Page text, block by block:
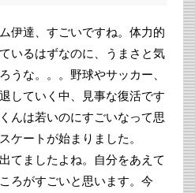
伊達、すごいですね。体力的
いるはずなのに、うまさと気
うな。。。野球やサッカー、
していく中、見事な復活です
んは若いのにすごいなって思
ケートが始まりました。
てましたよね。自分をあえて
ろがすごいと思います。今